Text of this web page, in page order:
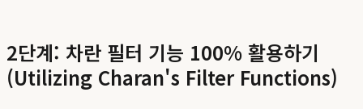
2단계: 차란 필터 기능 100% 활용하기
(Utilizing Charan's Filter Functions)